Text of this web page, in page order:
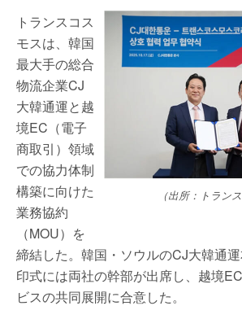
（出所：トラン
トランスコス
モスは、韓国
最大手の総合
物流企業CJ
大韓通運と越
境EC（電子
商取引）領域
での協力体制
構築に向けた
業務協約
（MOU）を
締結した。韓国・ソウルのCJ大韓通
印式には両社の幹部が出席し、越境
ビスの共同展開に合意した。